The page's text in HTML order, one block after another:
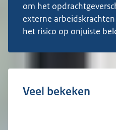
om het
externe
het risico op onjuiste
Veel bekeken